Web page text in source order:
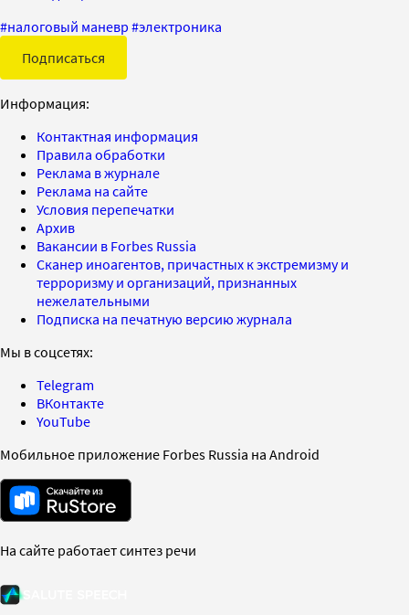
#налоговый маневр #электроника
Подписаться
Информация:
Контактная информация
Правила обработки
Реклама в журнале
Реклама на сайте
Условия перепечатки
Архив
Вакансии в Forbes Russia
Сканер иноагентов, причастных к экстремизму и
терроризму и организаций, признанных
нежелательными
Подписка на печатную версию журнала
Мы в соцсетях:
Telegram
ВКонтакте
YouTube
Мобильное приложение Forbes Russia на Android
На сайте работает синтез речи